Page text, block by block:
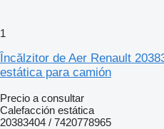
1
Încălzitor de Aer Renault
estática para camión
Precio a consultar
Calefacción estática
20383404 / 7420778965